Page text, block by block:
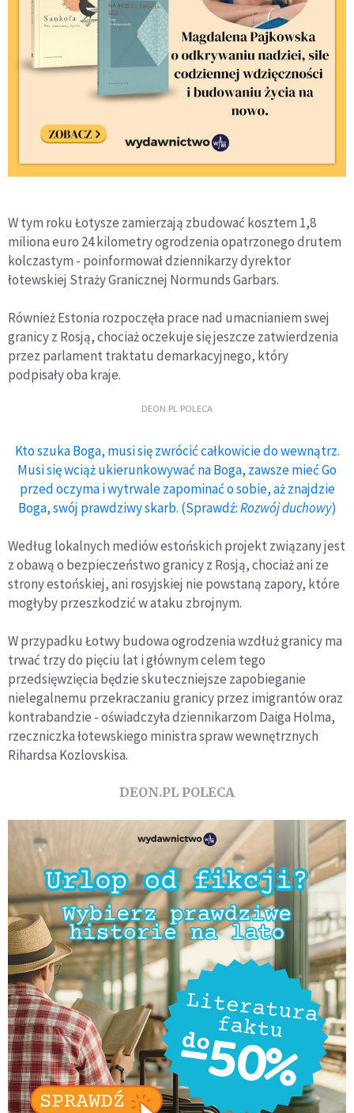
W tym roku Łotysze zamierzają zbudować kosztem 1,8
miliona euro 24 kilometry ogrodzenia opatrzonego drutem
kolczastym - poinformował dziennikarzy dyrektor
łotewskiej Straży Granicznej Normunds Garbars.
Również Estonia rozpoczęła prace nad umacnianiem swej
granicy z Rosją, chociaż oczekuje się jeszcze zatwierdzenia
przez parlament traktatu demarkacyjnego, który
podpisały oba kraje.
DEON.PL POLECA
Kto szuka Boga, musi się zwrócić całkowicie do wewnątrz.
Musi się wciąż ukierunkowywać na Boga, zawsze mieć Go
przed oczyma i wytrwale zapominać o sobie, aż znajdzie
Boga, swój prawdziwy skarb. (Sprawdź:Rozwój duchowy)
Według lokalnych mediów estońskich projekt związany jest
z obawą o bezpieczeństwo granicy z Rosją, chociaż ani ze
strony estońskiej, ani rosyjskiej nie powstaną zapory, które
mogłyby przeszkodzić w ataku zbrojnym.
W przypadku Łotwy budowa ogrodzenia wzdłuż granicy ma
trwać trzy do pięciu lat i głównym celem tego
przedsięwzięcia będzie skuteczniejsze zapobieganie
nielegalnemu przekraczaniu granicy przez imigrantów oraz
kontrabandzie - oświadczyła dziennikarzom Daiga Holma,
rzeczniczka łotewskiego ministra spraw wewnętrznych
Rihardsa Kozlovskisa.
DEON.PL POLECA